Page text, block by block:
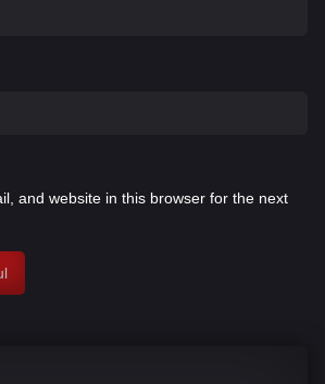
and website in this browser for the next